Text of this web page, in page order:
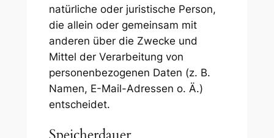
natürliche oder juristische Person,
die allein oder gemeinsam mit
anderen über die Zwecke und
Mittel der Verarbeitung von
personenbezogenen Daten (z. B.
Namen, E-Mail-Adressen o. Ä.)
entscheidet.